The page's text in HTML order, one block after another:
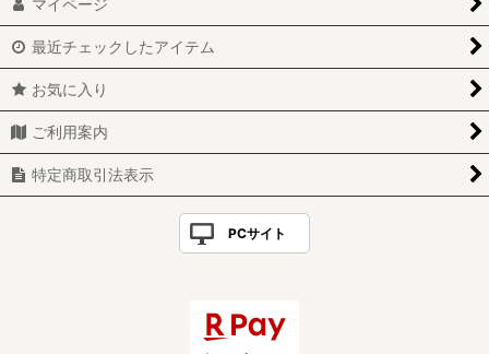
マイページ
最近チェックしたアイテム
お気に入り
ご利用案内
特定商取引法表示
PCサイト